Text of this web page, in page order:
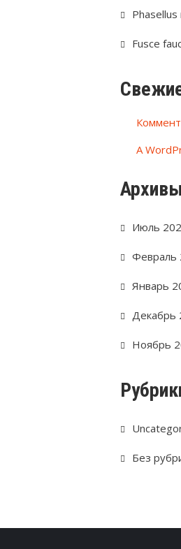
Fusce
A
Архивы
Июль
Февраль
Январь
Декабрь
Ноябрь
Без